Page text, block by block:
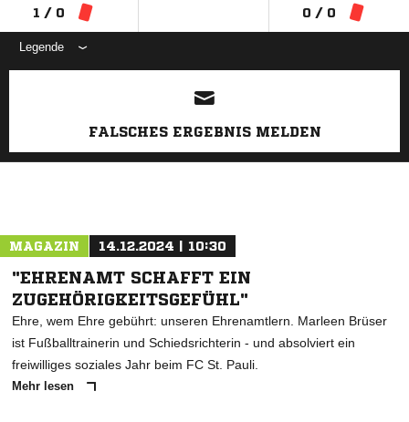
1 / 0 0 / 0
Legende
ANZEIGE
FALSCHES ERGEBNIS MELDEN
MAGAZIN 14.12.2024 | 10:30
"EHRENAMT SCHAFFT EIN
ZUGEHÖRIGKEITSGEFÜHL"
Ehre, wem Ehre gebührt: unseren Ehrenamtlern. Marleen Brüser
ist Fußballtrainerin und Schiedsrichterin - und absolviert ein
freiwilliges soziales Jahr beim FC St. Pauli.
Mehr lesen